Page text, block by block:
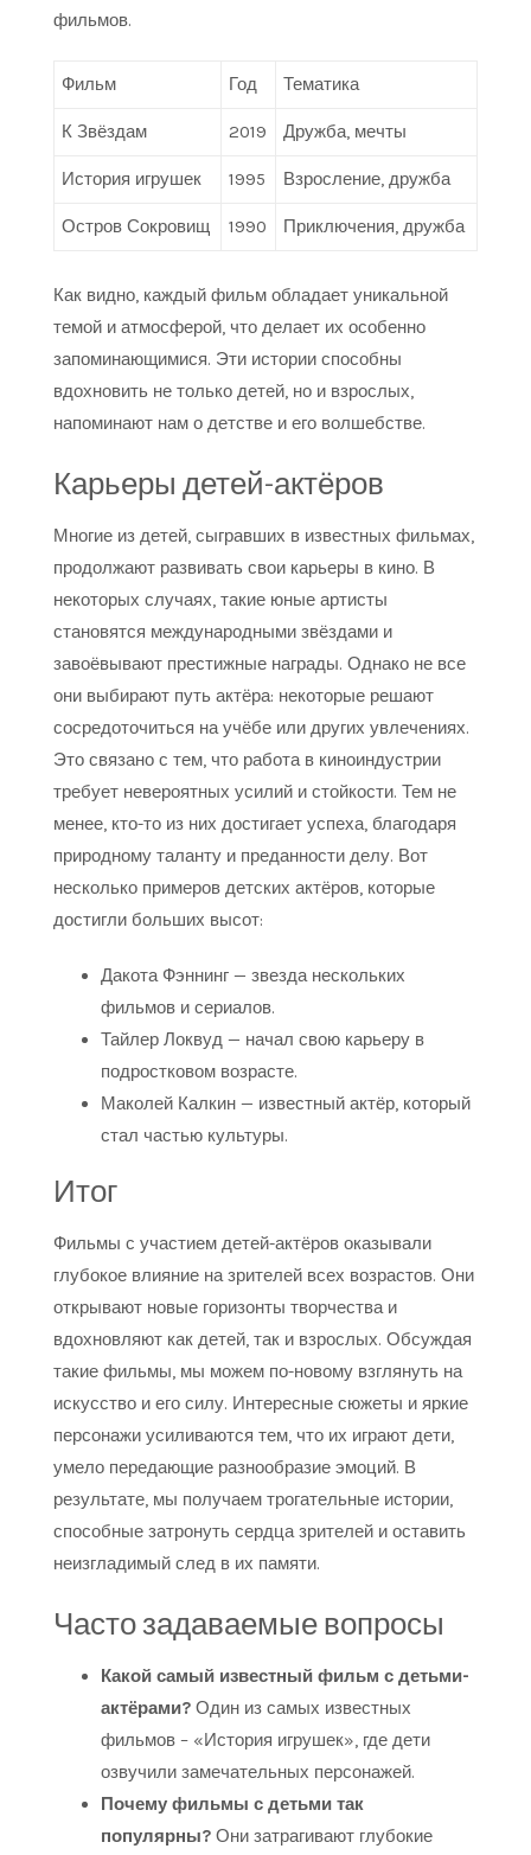
фильмов.
Фильм Год Тематика
К Звёздам 2019 Дружба, мечты
История игрушек 1995 Взросление, дружба
Остров Сокровищ 1990 Приключения, дружба
Как видно, каждый фильм обладает уникальной
темой и атмосферой, что делает их особенно
запоминающимися. Эти истории способны
вдохновить не только детей, но и взрослых,
напоминают нам о детстве и его волшебстве.
Карьеры детей-актёров
Многие из детей, сыгравших в известных фильмах,
продолжают развивать свои карьеры в кино. В
некоторых случаях, такие юные артисты
становятся международными звёздами и
завоёвывают престижные награды. Однако не все
они выбирают путь актёра: некоторые решают
сосредоточиться на учёбе или других увлечениях.
Это связано с тем, что работа в киноиндустрии
требует невероятных усилий и стойкости. Тем не
менее, кто-то из них достигает успеха, благодаря
природному таланту и преданности делу. Вот
несколько примеров детских актёров, которые
достигли больших высот:
Дакота Фэннинг — звезда нескольких
фильмов и сериалов.
Тайлер Локвуд — начал свою карьеру в
подростковом возрасте.
Маколей Калкин — известный актёр, который
стал частью культуры.
Итог
Фильмы с участием детей-актёров оказывали
глубокое влияние на зрителей всех возрастов. Они
открывают новые горизонты творчества и
вдохновляют как детей, так и взрослых. Обсуждая
такие фильмы, мы можем по-новому взглянуть на
искусство и его силу. Интересные сюжеты и яркие
персонажи усиливаются тем, что их играют дети,
умело передающие разнообразие эмоций. В
результате, мы получаем трогательные истории,
способные затронуть сердца зрителей и оставить
неизгладимый след в их памяти.
Часто задаваемые вопросы
Какой самый известный фильм с детьми-
актёрами? Один из самых известных
фильмов – «История игрушек», где дети
озвучили замечательных персонажей.
Почему фильмы с детьми так
популярны? Они затрагивают глубокие